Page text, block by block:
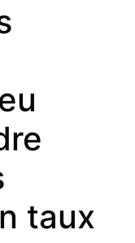
taux